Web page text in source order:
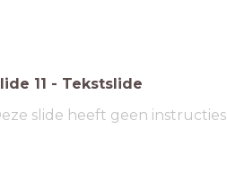
11 - Tekstslide
slide heeft geen instructies